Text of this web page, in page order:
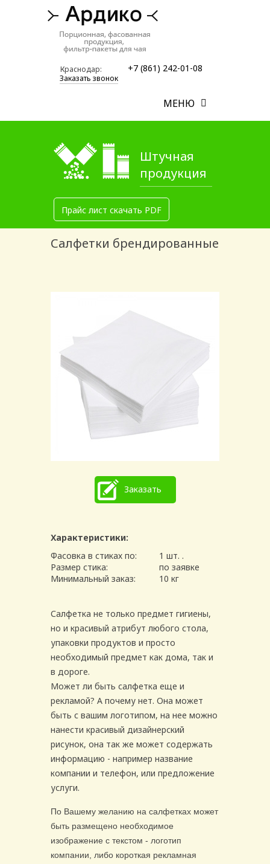
Краснодар: +7 (861) 242-01-08
Заказать звонок
МЕНЮ
Прайс лист скачать PDF
Штучная
продукция
Салфетки брендированные
Заказать
Характеристики:
Фасовка в стиках по:
1 шт. .
Размер стика:
по заявке
Минимальный заказ:
10 кг
Салфетка не только предмет гигиены,
но и красивый атрибут любого стола,
упаковки продуктов и просто
необходимый предмет как дома, так и
в дороге.
Может ли быть салфетка еще и
рекламой? А почему нет. Она может
быть с вашим логотипом, на нее можно
нанести красивый дизайнерский
рисунок, она так же может содержать
информацию - например название
компании и телефон, или предложение
услуги.
По Вашему желанию на салфетках может
быть размещено необходимое
изображение с текстом - логотип
компании, либо короткая рекламная